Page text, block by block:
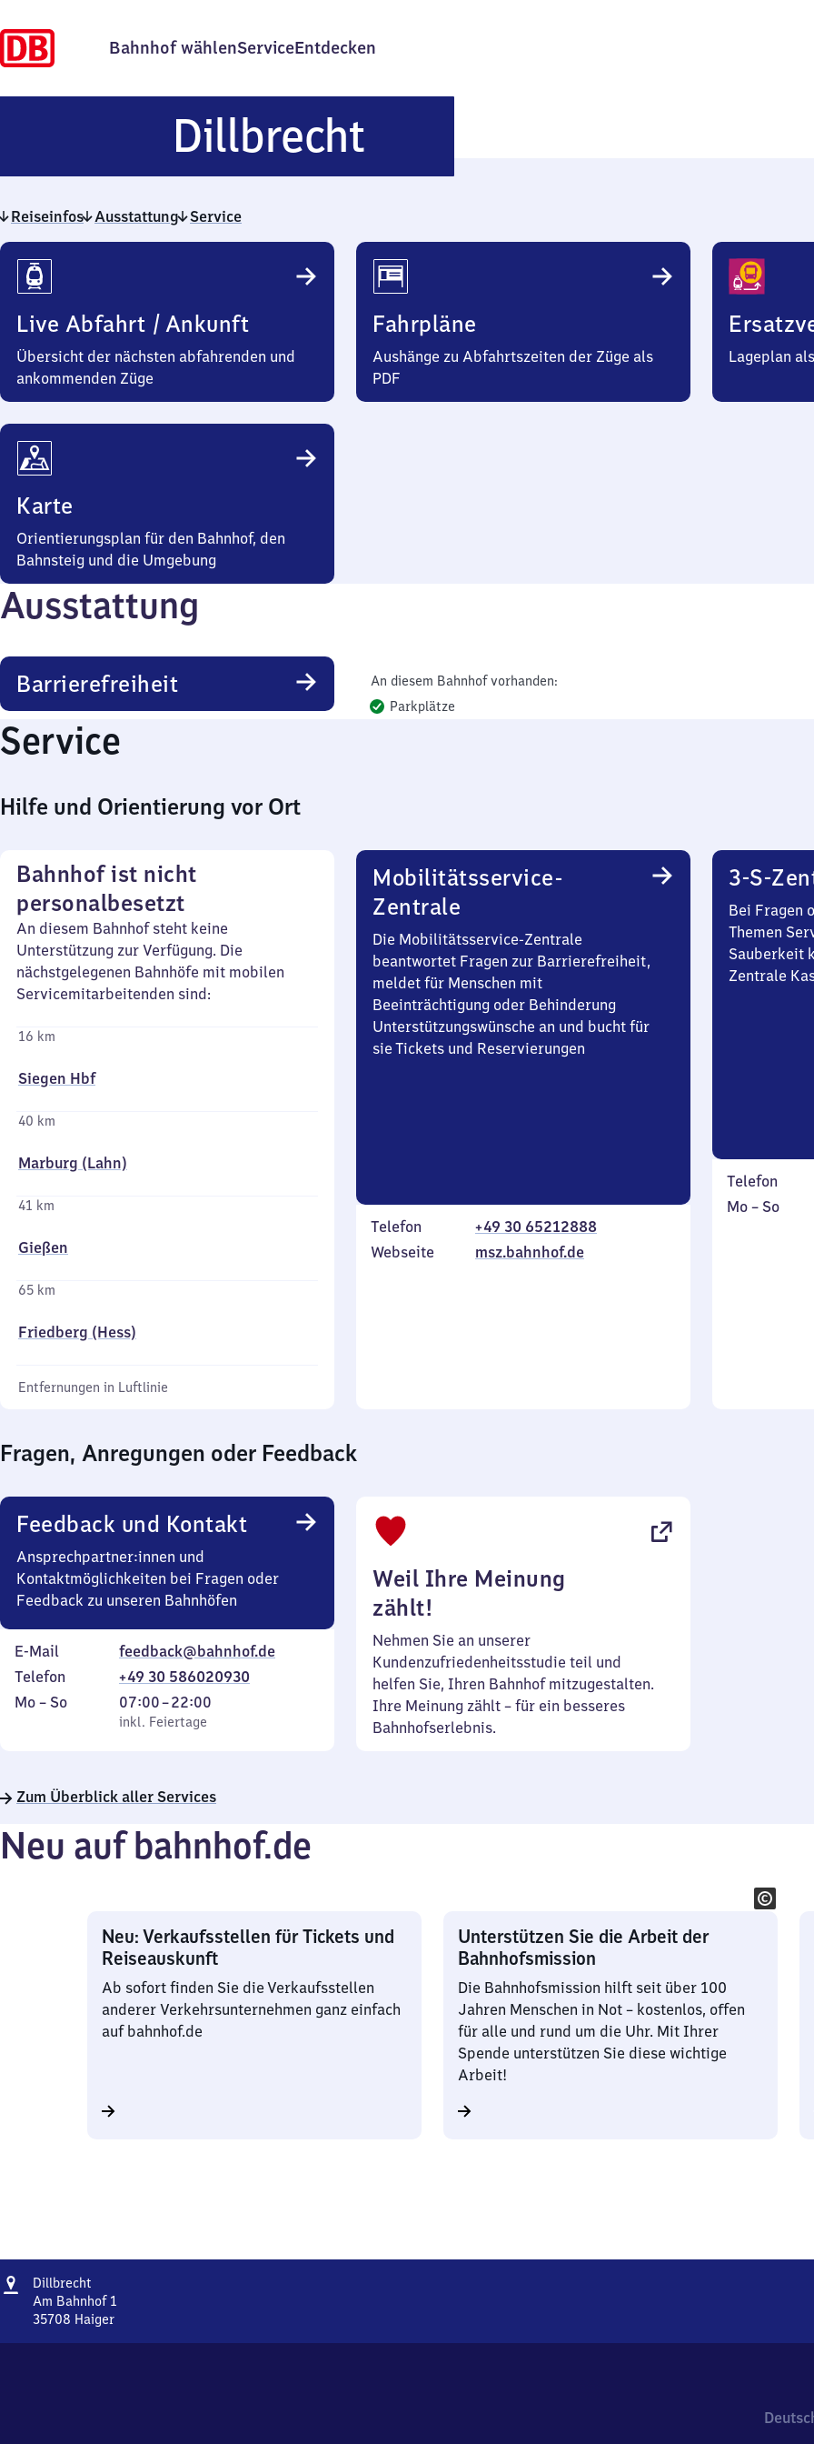
Bahnhof wählenServiceEntdecken
Dillbrecht
Reiseinfos Ausstattung Service
Reiseinfos
Live Abfahrt / Ankunft
Übersicht der nächsten abfahrenden und
ankommenden Züge
Fahrpläne
Aushänge zu Abfahrtszeiten der Züge als
PDF
Lageplan
Karte
Orientierungsplan für den Bahnhof, den
Bahnsteig und die Umgebung
Ausstattung
Barrierefreiheit
An diesem Bahnhof vorhanden:
Parkplätze
Service
Hilfe und Orientierung vor Ort
Bahnhof ist nicht
personalbesetzt
An diesem Bahnhof steht keine
Unterstützung zur Verfügung. Die
nächstgelegenen Bahnhöfe mit mobilen
Servicemitarbeitenden sind:
16 km
Siegen Hbf
40 km
Marburg (Lahn)
41 km
Gießen
65 km
Friedberg (Hess)
Entfernungen in Luftlinie
Mobilitätsservice-
Zentrale
Die Mobilitätsservice-Zentrale
beantwortet Fragen zur Barrierefreiheit,
meldet für Menschen mit
Beeinträchtigung oder Behinderung
Unterstützungswünsche an und bucht für
sie Tickets und Reservierungen
Telefon
+49 30 65212888
Webseite
msz.bahnhof.de
3-S-
Bei Fragen
Themen
Sauberkeit
Zentrale
Telefon
Montag
Mo – So,
Fragen, Anregungen oder Feedback
Feedback und Kontakt
Ansprechpartner:innen und
Kontaktmöglichkeiten bei Fragen oder
Feedback zu unseren Bahnhöfen
E-Mail
feedback@bahnhof.de
Telefon
+49 30 586020930
Montag
Mo – So,
inkl. Feiertage
07:00–22:00
Von
7
22
inkl. Feiertage
Weil Ihre Meinung
zählt!
Nehmen Sie an unserer
Kundenzufriedenheitsstudie teil und
helfen Sie, Ihren Bahnhof mitzugestalten.
Ihre Meinung zählt – für ein besseres
Bahnhofserlebnis.
Zum Überblick aller Services
Neu auf bahnhof.de
Neu: Verkaufsstellen für Tickets und
Reiseauskunft
Ab sofort finden Sie die Verkaufsstellen
anderer Verkehrsunternehmen ganz einfach
auf bahnhof.de
Unterstützen Sie die Arbeit der
Bahnhofsmission
Die Bahnhofsmission hilft seit über 100
Jahren Menschen in Not – kostenlos, offen
für alle und rund um die Uhr. Mit Ihrer
Spende unterstützen Sie diese wichtige
Arbeit!
Adresse
Dillbrecht
Am Bahnhof 1
35708 Haiger